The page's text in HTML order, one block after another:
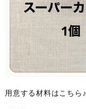
用意する材料はこちら♪